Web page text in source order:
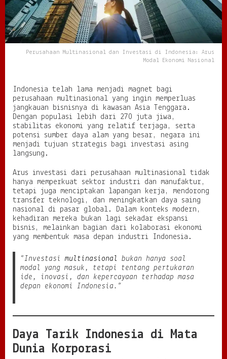
a
l
d
n
I
s
t
a
s
i
d
i
d
o
n
e
i
a
:
r
u
k
Perusahaan Multinasional dan Investasi di Indonesia: Arus
Modal Ekonomi Nasional
Indonesia telah lama menjadi magnet bagi
perusahaan multinasional yang ingin memperluas
jangkauan bisnisnya di kawasan Asia Tenggara.
Dengan populasi lebih dari 270 juta jiwa,
stabilitas ekonomi yang relatif terjaga, serta
potensi sumber daya alam yang besar, negara ini
menjadi tujuan strategis bagi investasi asing
langsung.
Arus investasi dari perusahaan multinasional tidak
hanya memperkuat sektor industri dan manufaktur,
tetapi juga menciptakan lapangan kerja, mendorong
transfer teknologi, dan meningkatkan daya saing
nasional di pasar global. Dalam konteks modern,
kehadiran mereka bukan lagi sekadar ekspansi
bisnis, melainkan bagian dari kolaborasi ekonomi
yang membentuk masa depan industri Indonesia.
“Investasi multinasional bukan hanya soal
modal yang masuk, tetapi tentang pertukaran
ide, inovasi, dan kepercayaan terhadap masa
depan ekonomi Indonesia.”
Daya Tarik Indonesia di Mata
Dunia Korporasi